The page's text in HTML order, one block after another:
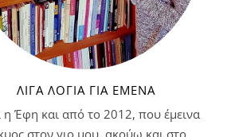
ΛΊΓΑ ΛΌΓΙΑ ΓΙΑ ΕΜΈΝΑ
η Έφη και από το 2012, που έμεινα
στον γιο μου, ακούω και στο